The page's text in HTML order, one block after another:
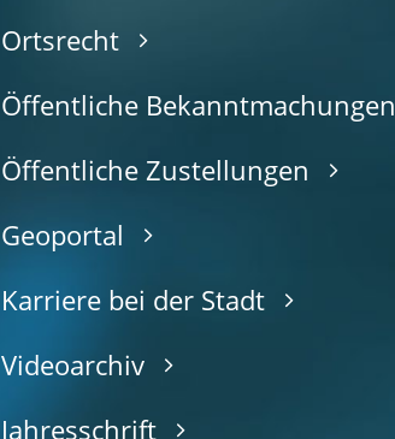
Ortsrecht
Öffentliche Bekanntmachungen
Öffentliche Zustellungen
Geoportal
Karriere bei der Stadt
Videoarchiv
Jahresschrift